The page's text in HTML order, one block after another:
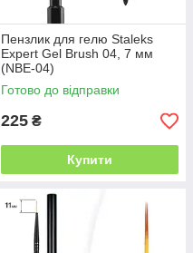
Пензлик для гелю Staleks
Expert Gel Brush 04, 7 мм
(NBE-04)
Готово до відправки
225 ₴
Купити